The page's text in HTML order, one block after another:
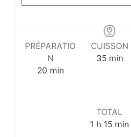
PRÉPARATIO
N
20mmin
CUISSON
35m
t
e
min
TOTAL
1 hh 15mmin